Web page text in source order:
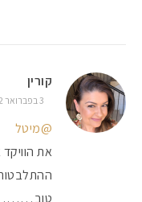
קורין
3 בפברואר 2012 AT 15:01
@מיטל
את